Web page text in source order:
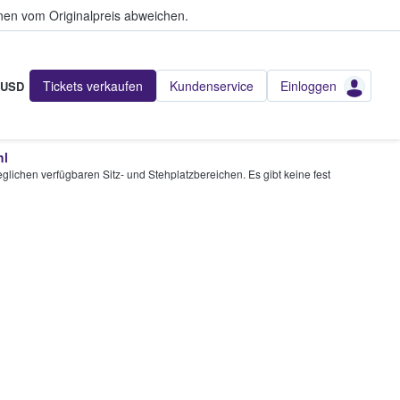
vom Originalpreis abweichen.
USD Tickets verkaufen Kundenservice Einloggen
verfügbaren Sitz- und Stehplatzbereichen. Es gibt keine fest